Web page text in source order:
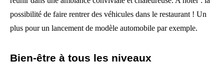
possibilité de faire rentrer des véhicules dans le restaurant ! Un
plus pour un lancement de modèle automobile par exemple.
Bien-être à tous les niveaux